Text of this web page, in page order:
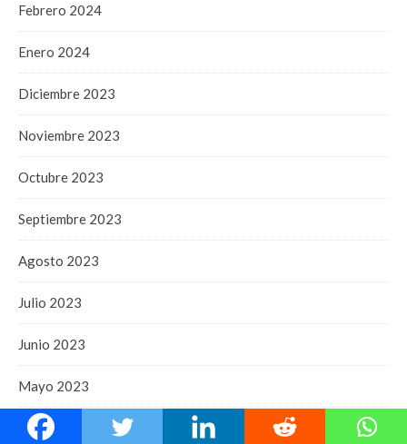
Febrero 2024
Enero 2024
Diciembre 2023
Noviembre 2023
Octubre 2023
Septiembre 2023
Agosto 2023
Julio 2023
Junio 2023
Mayo 2023
Abril 2023